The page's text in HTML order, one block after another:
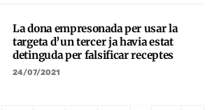
La dona empresonada per usar la
targeta d’un tercer ja havia estat
detinguda per falsificar receptes
24/07/2021